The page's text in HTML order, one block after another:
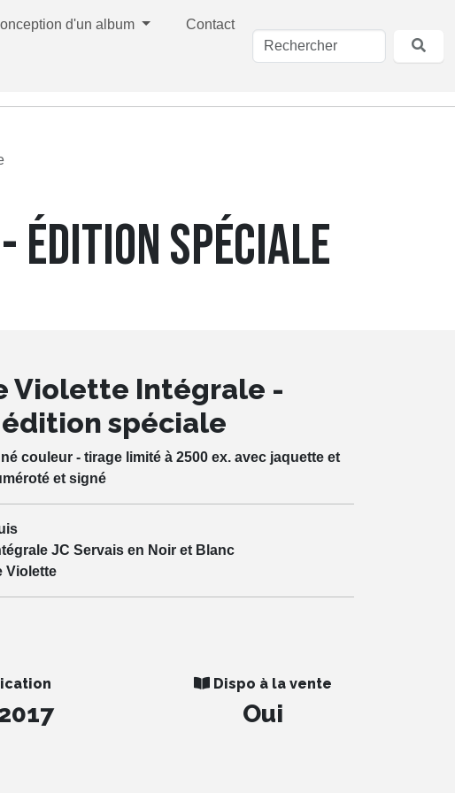
d'un album Contact
ÉDITION SPÉCIALE
Violette Intégrale -
édition spéciale
couleur - tirage limité à 2500 ex. avec jaquette et
et signé
JC Servais en Noir et Blanc
Violette
Dispo à la vente
Oui